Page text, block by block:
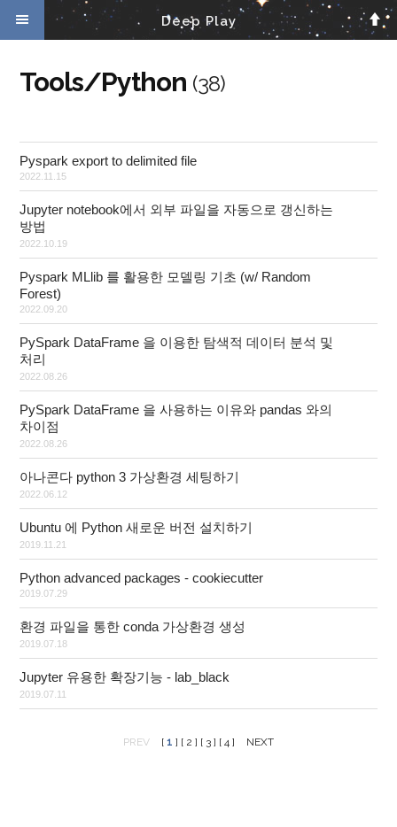
Deep Play
Tools/Python (38)
2022.11.15
Pyspark export to delimited file
2022.10.19
Jupyter notebook에서 외부 파일을 자동으로 갱신하는
방법
2022.09.20
Pyspark MLlib 를 활용한 모델링 기초 (w/ Random
Forest)
2022.08.26
PySpark DataFrame 을 이용한 탐색적 데이터 분석 및
처리
2022.08.26
PySpark DataFrame 을 사용하는 이유와 pandas 와의
차이점
2022.06.12
아나콘다 python 3 가상환경 세팅하기
2019.11.21
Ubuntu 에 Python 새로운 버전 설치하기
2019.07.29
Python advanced packages - cookiecutter
2019.07.18
환경 파일을 통한 conda 가상환경 생성
2019.07.11
Jupyter 유용한 확장기능 - lab_black
[ 1 ] [ 2 ] [ 3 ] [ 4 ]